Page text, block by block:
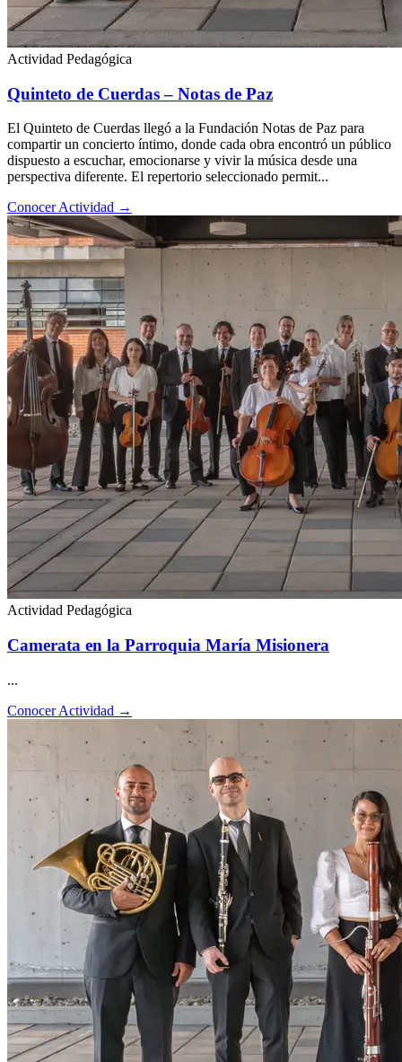
Actividad Pedagógica
Quinteto de Cuerdas – Notas de Paz
El Quinteto de Cuerdas llegó a la Fundación Notas de Paz para
compartir un concierto íntimo, donde cada obra encontró un público
dispuesto a escuchar, emocionarse y vivir la música desde una
perspectiva diferente. El repertorio seleccionado permit...
Conocer Actividad →
Actividad Pedagógica
Camerata en la Parroquia María Misionera
...
Conocer Actividad →